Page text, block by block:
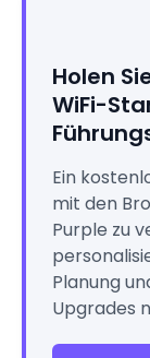
Holen
WiFi-
Ein
mit den
Purple zu
Planung
Upgrades